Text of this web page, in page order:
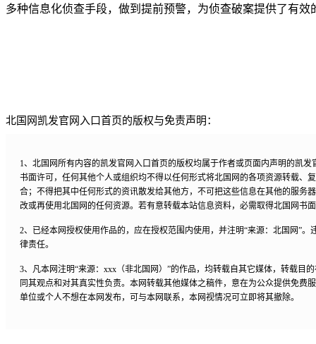
多种信息化侦查手段，做到提前预警，为侦查破案提供了有效
北国网凯发官网入口首页的版权与免责声明：
1、北国网所有内容的凯发官网入口首页的版权均属于作者或页面内声明的凯
书面许可，任何其他个人或组织均不得以任何形式将北国网的各项资源转载、
合；不得把其中任何形式的资讯散发给其他方，不可把这些信息在其他的服务
改或再使用北国网的任何资源。若有意转载本站信息资料，必需取得北国网书
2、已经本网授权使用作品的，应在授权范围内使用，并注明“来源：北国网”
律责任。
3、凡本网注明“来源：xxx（非北国网）”的作品，均转载自其它媒体，转载目
同其观点和对其真实性负责。本网转载其他媒体之稿件，意在为公众提供免费
单位或个人不想在本网发布，可与本网联系，本网视情况可立即将其撤除。